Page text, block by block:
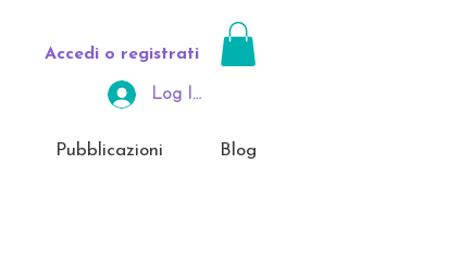
Log In Area Riservata
Accedi o registrati
Pubblicazioni Blog